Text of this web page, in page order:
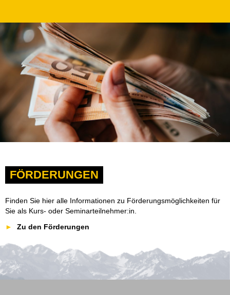
FÖRDERUNGEN
Finden Sie hier alle Informationen zu Förderungsmöglichkeiten für
Sie als Kurs- oder Seminarteilnehmer:in.
Zu den Förderungen